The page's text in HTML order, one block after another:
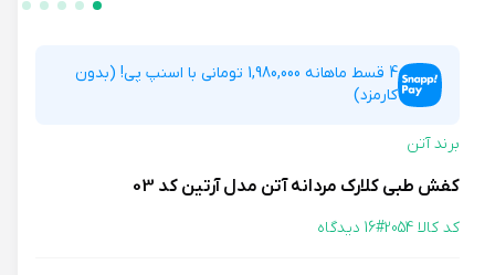
4 قسط ماهانه 1,980,000 تومانی با اسنپ پی! (بدون
کارمزد)
برند آتن
کفش طبی کلارک مردانه آتن مدل آرتین کد 03
کد کالا 2054# 16 دیدگاه